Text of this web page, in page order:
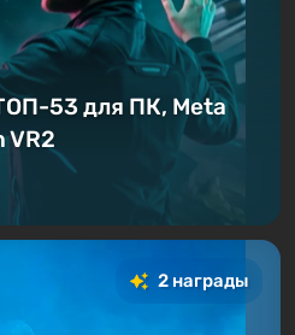
53 для ПК, Meta
VR2
2 награды